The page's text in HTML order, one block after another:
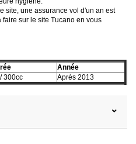
site, une assurance vol d'un an est
faire sur le site Tucano en vous
Année
300cc Après 2013